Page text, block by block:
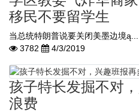
移民不要留学生
当总统特朗普说要关闭美墨边境ą...
3782
4/3/2019
孩子特长发掘不对
浪费